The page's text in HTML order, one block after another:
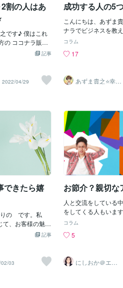
割の人はあ
僕はこれ
の ココナラ販売
コナラで活動を
ということが 誰
れは、精神的に
えすぎないほう
価やクレームを
からです。 これ
率の法則なんで
位層2割 中間層6
という法則があ
織であれ 人が集
かれます。 人間
よ。 自分に対し
らでもない人が
2割 いることに
コナラでいえば
すれば 全体の2
サービスやあな
人がいても おか
を何回か食らい
てますｗこれ
仕方のないこと
記事
2022/04/29
成功する人の5
こんにちは、あずま
ナラでビジネスを教
ポートの専門家とし
きました おかげさま
できました‼ 2023年
談 コンサル」 ⭐お
をはじめ ビジネスを
番大事なことをお伝
なたの普段からの「
考え方です」 これが
るうえでの 柱となる
ぜひ覚えておいてく
テクニックだけを学
の成果しか出せませ
で売れる売れないに
で成功できるか、失
していると思ってい
る人は ココナラでも
常生活もわりとうま
な結果を出せてるはず
自己肯定感を高く持
ず、自分はできる人
コラム
17
あずま貴之⭐幸せ
自分軸の生き方
できたら嬉
の です。私
て、お客様の魅力
いをしていま
ることを大切に
は、「こんな方
！」という理想
記事
03
お節介？親切な
人と交流をしている
をしてくる人もいま
らこちらのことを思
世話」な「雑音」も
か？◇もっと痩せた
いの？◇子どもは作
コラム
5
にしおか＠エン
パワメントカウ